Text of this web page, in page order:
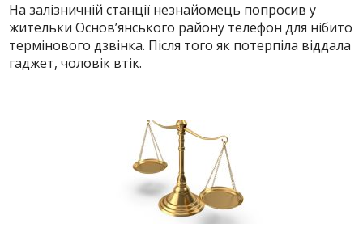
На залізничній станції незнайомець попросив у
жительки Основ’янського району телефон для нібито
термінового дзвінка. Після того як потерпіла віддала
гаджет, чоловік втік.